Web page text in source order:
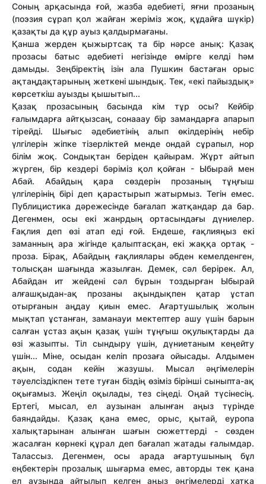
Соның арқасында ғой, жазба әдебиеті, яғни прозаның
(поэзия сұрап қол жайған жеріміз жоқ, құдайға шүкір)
қазақты да құр ауыз қалдырмағаны.
Қанша жерден қыжыртсақ та бір нәрсе анық: Қазақ
прозасы батыс әдебиеті негізінде өмірге келді һәм
дамыды. Зеңбіректің ізін ала Пушкин бастаған орыс
ақтаңдақтарының жеткені шындық. Тек, «екі пайыздық»
көрсеткіш ауызды қышытып...
Қазақ прозасының басында кім тұр осы? Кейбір
ғалымдарға айтқызсаң, сонааау бір замандарға апарып
тірейді. Шығыс әдебиетінің алып өкілдерінің небір
үлгілерін жіпке тізерліктей менде ондай сұрапыл, нор
білім жоқ. Сондықтан беріден қайырам. Жұрт айтып
жүрген, бір кездері бәріміз қол қойған - Ыбырай мен
Абай. Абайдың қара сөздерін прозаның тұңғыш
үлгілерінің бірі деп қарастырып жатырмыз. Тегін емес.
Публицистика дәрежесінде бағалап жатқандар да бар.
Дегенмен, осы екі жанрдың ортасындағы дүниелер.
Ғақлия деп өзі атап еді ғой. Ендеше, ғақлияңыз екі
заманның ара жігінде қалыптасқан, екі жаққа ортақ -
проза. Бірақ, Абайдың ғақлиялары әбден кемелденген,
толысқан шағында жазылған. Демек, сәл берірек. Ал,
Абайдан ит жейдені сәл бұрын тоздырған Ыбырай
алғашқыдан-ақ прозаны ақындықпен қатар ұстап
отырғанын аңдау қиын емес. Ағартушылық жолын
мықтап ұстанған, заманауи мектептер ашу үшін барын
салған ұстаз ақын қазақ үшін тұңғыш оқулықтарды да
өзі жазыпты. Тіл сындыру үшін, дүниетаным кеңейту
үшін... Міне, осыдан келіп прозаға ойысады. Алдымен
ақын, содан кейін жазушы. Мысал әңгімелерін
тәуелсіздікпен тете туған біздің өзіміз бірінші сыныпта-ақ
оқығамыз. Жеңіл оқылады, тез сіңеді. Оңай түсінесің.
Ертегі, мысал, ел аузынан алынған аңыз түрінде
баяндайды. Қазақ қана емес, орыс, қытай, еуропа
халықтарынан алынған шағын сюжеттерді - сөзден
жасалған көрнекі құрал деп бағалап жатады ғалымдар.
Талассыз. Дегенмен, осы арада ағартушының бұл
еңбектерін прозалық шығарма емес, авторды тек қана
ел аузында айтылып келген аңыз әңгімелерді хатқа